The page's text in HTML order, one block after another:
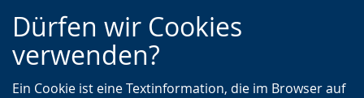
Zur
Hauptnavigation
Zur
Seitennavigation
Zum
Inhalt
Dürfen wir Cookies
verwenden?
Ein Cookie ist eine Textinformation, die im Browser auf